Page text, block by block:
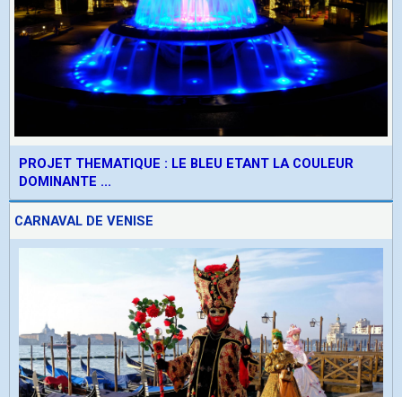
PROJET THEMATIQUE : LE BLEU ETANT LA COULEUR
DOMINANTE ...
CARNAVAL DE VENISE